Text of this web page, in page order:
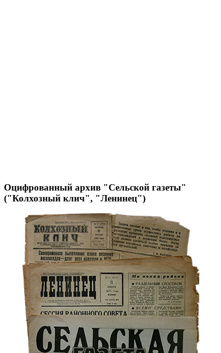
Оцифрованный архив "Сельской газеты"
("Колхозный клич", "Ленинец")